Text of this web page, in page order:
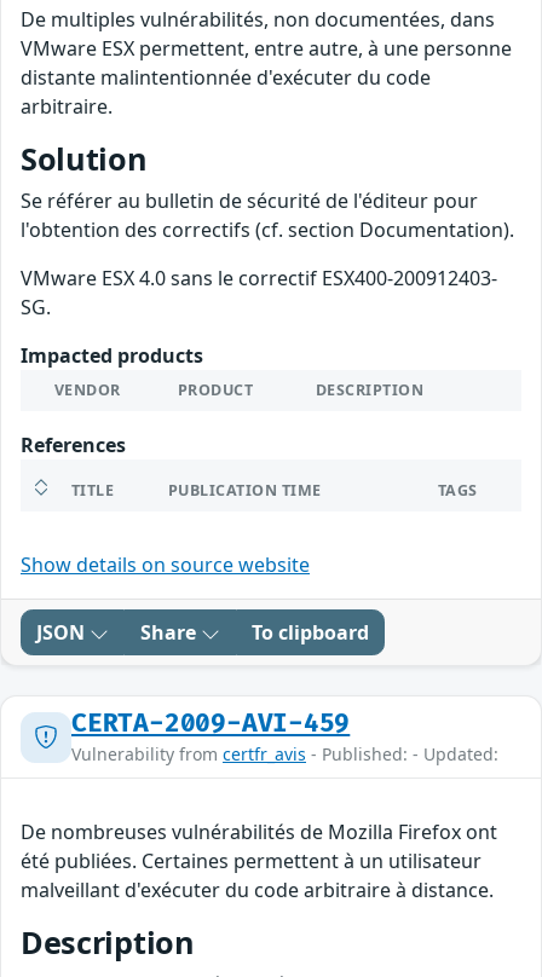
De multiples vulnérabilités, non documentées, dans
VMware ESX permettent, entre autre, à une personne
distante malintentionnée d'exécuter du code
arbitraire.
Solution
Se référer au bulletin de sécurité de l'éditeur pour
l'obtention des correctifs (cf. section Documentation).
VMware ESX 4.0 sans le correctif ESX400-200912403-
SG.
Impacted products
VENDOR PRODUCT DESCRIPTION
References
TITLE PUBLICATION TIME TAGS
Show details on source website
JSON Share To clipboard
CERTA-2009-AVI-459
Vulnerability from certfr_avis - Published: - Updated:
De nombreuses vulnérabilités de Mozilla Firefox ont
été publiées. Certaines permettent à un utilisateur
malveillant d'exécuter du code arbitraire à distance.
Description